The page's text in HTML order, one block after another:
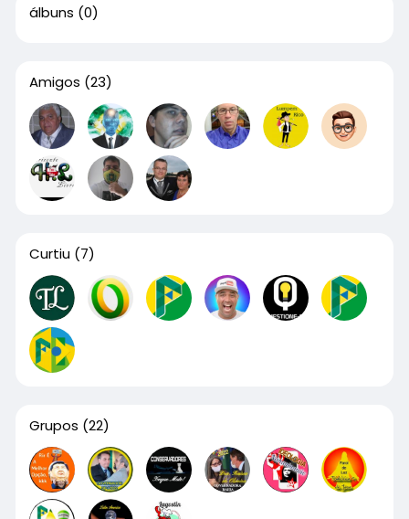
álbuns (0)
Amigos (23)
Curtiu (7)
Grupos (22)